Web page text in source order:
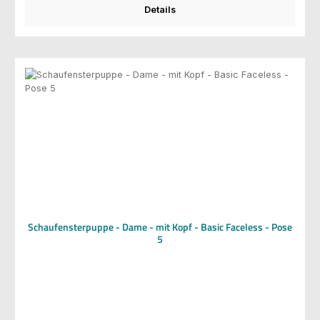
Details
Schaufensterpuppe - Dame - mit Kopf - Basic Faceless - Pose
5